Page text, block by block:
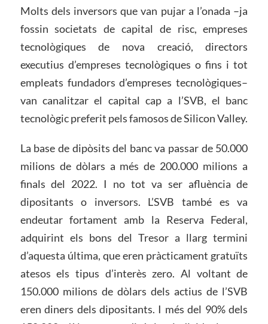
Molts dels inversors que van pujar a l’onada –ja
fossin societats de capital de risc, empreses
tecnològiques de nova creació, directors
executius d’empreses tecnològiques o fins i tot
empleats fundadors d’empreses tecnològiques–
van canalitzar el capital cap a l’SVB, el banc
tecnològic preferit pels famosos de Silicon Valley.
La base de dipòsits del banc va passar de 50.000
milions de dòlars a més de 200.000 milions a
finals del 2022. I no tot va ser afluència de
dipositants o inversors. L’SVB també es va
endeutar fortament amb la Reserva Federal,
adquirint els bons del Tresor a llarg termini
d’aquesta última, que eren pràcticament gratuïts
atesos els tipus d’interès zero. Al voltant de
150.000 milions de dòlars dels actius de l’SVB
eren diners dels dipositants. I més del 90% dels